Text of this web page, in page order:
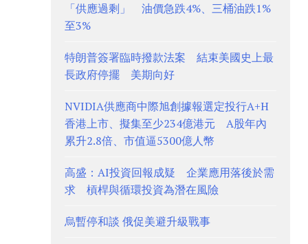
「供應過剩」 油價急跌4%、三桶油跌1%
至3%
特朗普簽署臨時撥款法案 結束美國史上最
長政府停擺 美期向好
NVIDIA供應商中際旭創據報選定投行A+H
香港上市、擬集至少234億港元 A股年內
累升2.8倍、市值逼5300億人幣
高盛：AI投資回報成疑 企業應用落後於需
求 槓桿與循環投資為潛在風險
烏暫停和談 俄促美避升級戰事